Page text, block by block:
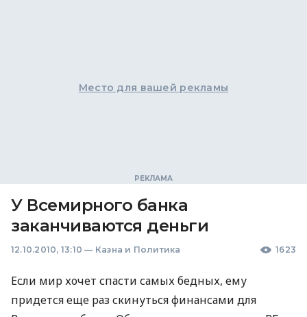
Место для вашей рекламы
У Всемирного банка
заканчиваются деньги
12.10.2010, 13:10 — Казна и Политика 1623
Если мир хочет спасти самых бедных, ему
придется еще раз скинуться финансами для